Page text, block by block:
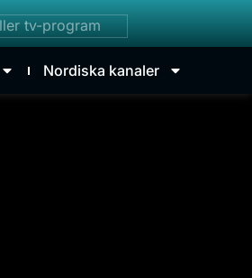
Nordiska kanaler